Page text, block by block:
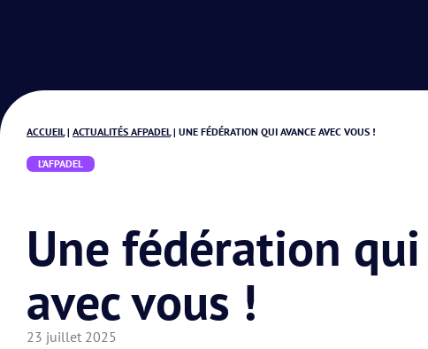
ACCUEIL| ACTUALITÉS AFPADEL| UNE FÉDÉRATION QUI AVANCE AVEC VOUS !
L'AFPADEL
Une fédération
avec vous !
23 juillet 2025